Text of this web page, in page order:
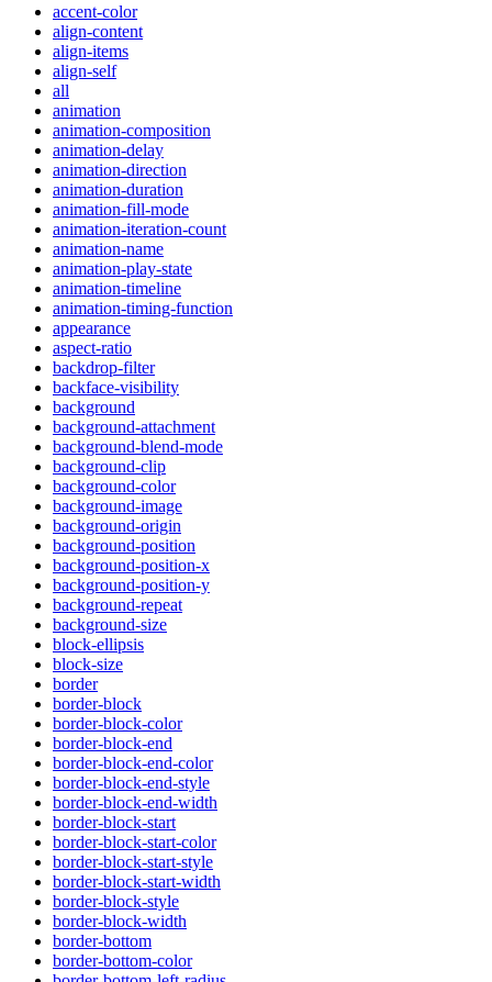
accent-color
align-content
align-items
align-self
all
animation
animation-composition
animation-delay
animation-direction
animation-duration
animation-fill-mode
animation-iteration-count
animation-name
animation-play-state
animation-timeline
animation-timing-function
appearance
aspect-ratio
backdrop-filter
backface-visibility
background
background-attachment
background-blend-mode
background-clip
background-color
background-image
background-origin
background-position
background-position-x
background-position-y
background-repeat
background-size
block-ellipsis
block-size
border
border-block
border-block-color
border-block-end
border-block-end-color
border-block-end-style
border-block-end-width
border-block-start
border-block-start-color
border-block-start-style
border-block-start-width
border-block-style
border-block-width
border-bottom
border-bottom-color